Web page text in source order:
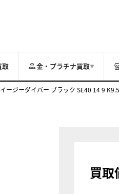
取 金・プラチナ買取▼
イージーダイバー ブラック SE40 14 9
買取